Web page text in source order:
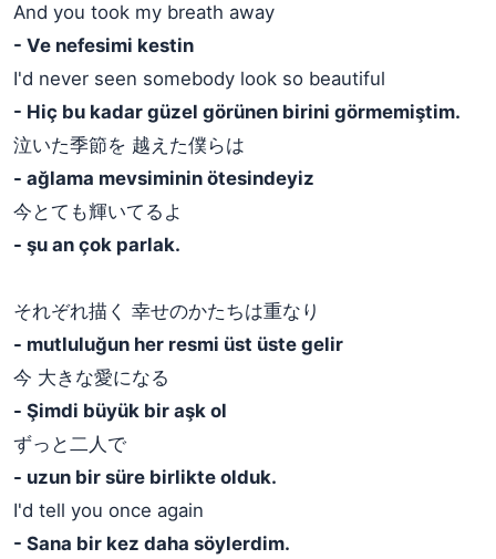
And you took my breath away
- Ve nefesimi kestin
I'd never seen somebody look so beautiful
- Hiç bu kadar güzel görünen birini görmemiştim.
泣いた季節を 越えた僕らは
- ağlama mevsiminin ötesindeyiz
今とても輝いてるよ
- şu an çok parlak.
それぞれ描く 幸せのかたちは重なり
- mutluluğun her resmi üst üste gelir
今 大きな愛になる
- Şimdi büyük bir aşk ol
ずっと二人で
- uzun bir süre birlikte olduk.
I'd tell you once again
- Sana bir kez daha söylerdim.